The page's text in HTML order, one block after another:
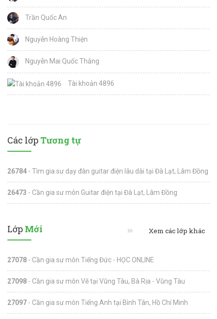
Trần Quốc An
Nguyễn Hoàng Thiện
Nguyễn Mai Quốc Thắng
Tài khoản 4896
Các lớp Tương tự
26784 - Tìm gia sư dạy đàn guitar điện lâu dài tại Đà Lạt, Lâm Đồng
26473 - Cần gia sư môn Guitar điện tại Đà Lạt, Lâm Đồng
Lớp Mới Xem các lớp khác
27078 - Cần gia sư môn Tiếng Đức - HỌC ONLINE
27098 - Cần gia sư môn Vẽ tại Vũng Tàu, Bà Rịa - Vũng Tàu
27097 - Cần gia sư môn Tiếng Anh tại Bình Tân, Hồ Chí Minh